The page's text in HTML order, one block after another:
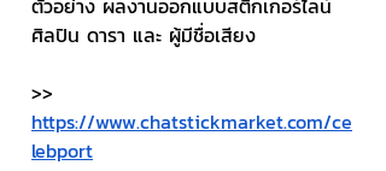
ตัวอย่าง ผลงานออกแบบสติ๊กเกอร์ไลน์
ศิลปิน ดารา และ ผู้มีชื่อเสียง
>>
https://www.chatstickmarket.com/ce
lebport